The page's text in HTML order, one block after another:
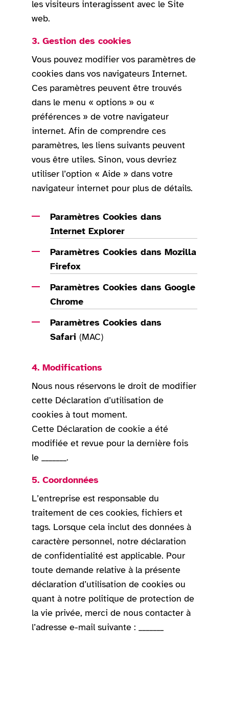
les visiteurs interagissent avec le Site
web.
3. Gestion des cookies
Vous pouvez modifier vos paramètres de
cookies dans vos navigateurs Internet.
Ces paramètres peuvent être trouvés
dans le menu « options » ou «
préférences » de votre navigateur
internet. Afin de comprendre ces
paramètres, les liens suivants peuvent
vous être utiles. Sinon, vous devriez
utiliser l’option « Aide » dans votre
navigateur internet pour plus de détails.
Paramètres Cookies dans
Internet Explorer
Paramètres Cookies dans Mozilla
Firefox
Paramètres Cookies dans Google
Chrome
Paramètres Cookies dans
Safari (MAC)
4. Modifications
Nous nous réservons le droit de modifier
cette Déclaration d’utilisation de
cookies à tout moment.
Cette Déclaration de cookie a été
modifiée et revue pour la dernière fois
le _______.
5. Coordonnées
L’entreprise est responsable du
traitement de ces cookies, fichiers et
tags. Lorsque cela inclut des données à
caractère personnel, notre déclaration
de confidentialité est applicable. Pour
toute demande relative à la présente
déclaration d’utilisation de cookies ou
quant à notre politique de protection de
la vie privée, merci de nous contacter à
l’adresse e-mail suivante : _______